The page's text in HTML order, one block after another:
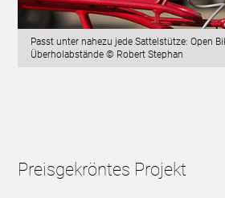
Passt unter nahezu jede Sattelstütze: Open
Überholabstände © Robert Stephan
Preisgekröntes Projekt